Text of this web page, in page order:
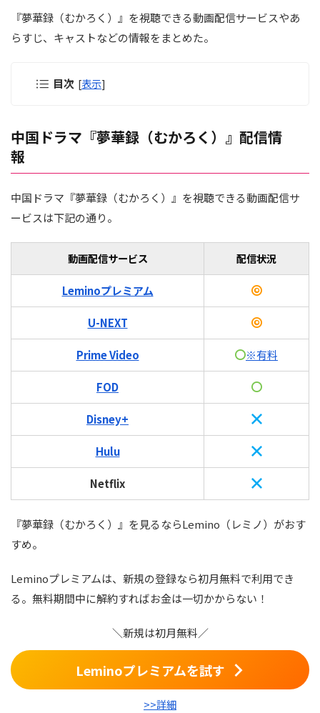
『夢華録（むかろく）』を視聴できる動画配信サービスやあ
らすじ、キャストなどの情報をまとめた。
目次 [表示]
中国ドラマ『夢華録（むかろく）』配信情
報
中国ドラマ『夢華録（むかろく）』を視聴できる動画配信サ
ービスは下記の通り。
動画配信サービス 配信状況
Leminoプレミアム
U-NEXT
Prime Video ※有料
FOD
Disney+
Hulu
Netflix
『夢華録（むかろく）』を見るならLemino（レミノ）がおす
すめ。
Leminoプレミアムは、新規の登録なら初月無料で利用でき
る。無料期間中に解約すればお金は一切かからない！
＼新規は初月無料／
Leminoプレミアムを試す
>>詳細